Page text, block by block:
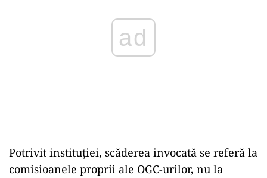
ad
Potrivit instituției, scăderea invocată se referă la
comisioanele proprii ale OGC-urilor, nu la